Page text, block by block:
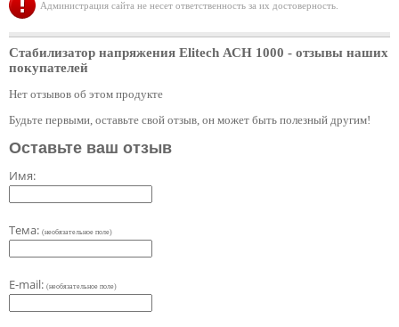
Администрация сайта не несет ответственность за их достоверность.
Стабилизатор напряжения Elitech АСН 1000 - отзывы наших
покупателей
Нет отзывов об этом продукте
Будьте первыми, оставьте свой отзыв, он может быть полезный другим!
Оставьте ваш отзыв
Имя:
Тема: (необязательное поле)
E-mail: (необязательное поле)